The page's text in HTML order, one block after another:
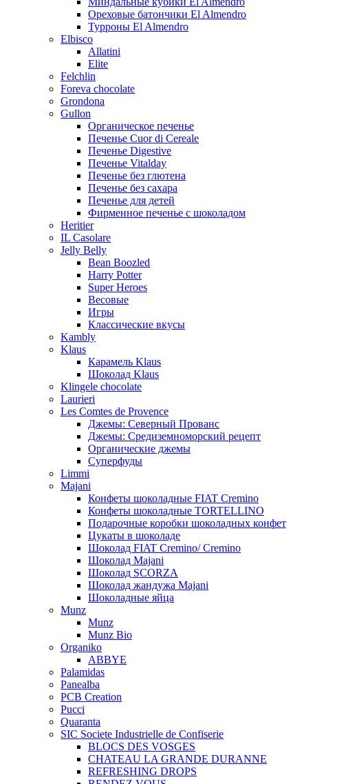
Ореховые батончики El Almendro
Турроны El Almendro
Elbisco
Allatini
Elite
Felchlin
Foreva chocolate
Grondona
Gullon
Органическое печенье
Печенье Cuor di Cereale
Печенье Digestive
Печенье Vitalday
Печенье без глютена
Печенье без сахара
Печенье для детей
Фирменное печенье с шоколадом
Heritier
IL Casolare
Jelly Belly
Bean Boozled
Harry Potter
Super Heroes
Весовые
Игры
Классические вкусы
Kambly
Klaus
Карамель Klaus
Шоколад Klaus
Klingele chocolate
Laurieri
Les Comtes de Provence
Джемы: Северный Прованс
Джемы: Средиземноморский рецепт
Органические джемы
Суперфуды
Limmi
Majani
Конфеты шоколадные FIAT Cremino
Конфеты шоколадные TORTELLINO
Подарочные коробки шоколадных конфет
Цукаты в шоколаде
Шоколад FIAT Cremino/ Cremino
Шоколад Majani
Шоколад SCORZA
Шоколад жандужа Majani
Шоколадные яйца
Munz
Munz
Munz Bio
Organiko
ABBYE
Palamidas
Panealba
PCB Creation
Pucci
Quaranta
SIC Societe Industrielle de Confiserie
BLOCS DES VOSGES
CHATEAU LA GRANDE DURANNE
REFRESHING DROPS